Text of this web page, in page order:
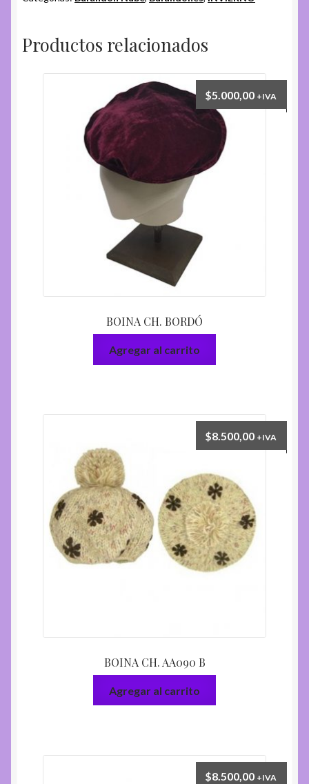
Productos relacionados
BOINA CH. BORDÓ
$5.000,00 +IVA
Agregar al carrito
BOINA CH. AA090 B
$8.500,00 +IVA
Agregar al carrito
$8.500,00 +IVA